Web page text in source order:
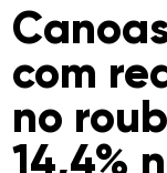
com
no
14,4%